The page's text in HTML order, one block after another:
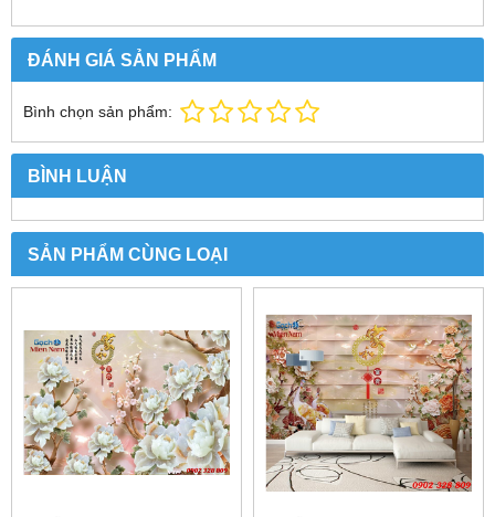
ĐÁNH GIÁ SẢN PHẨM
Bình chọn sản phẩm:
BÌNH LUẬN
SẢN PHẨM CÙNG LOẠI